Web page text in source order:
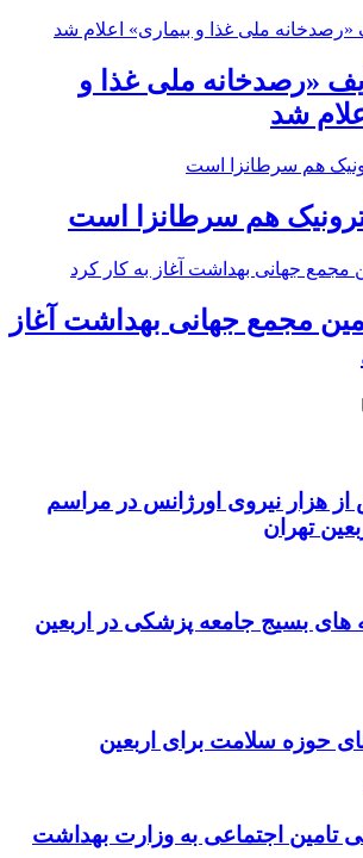
«رصدخانه ملی غذا و
شد
هم سرطانزا است
مجمع جهانی بهداشت آغاز
از هزار نیروی اورژانس در مراسم
تهران
های بسیج جامعه پزشکی در اربعین
های حوزه سلامت برای اربعین